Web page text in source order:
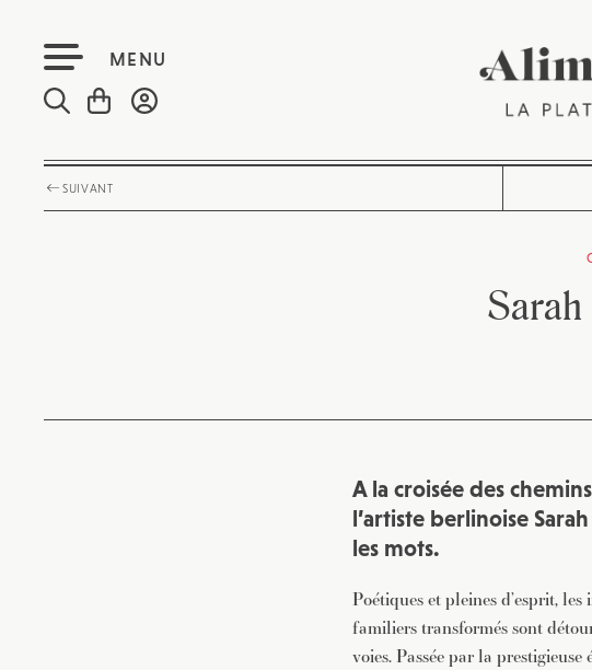
MENU
SUIVANT
A la croisée des
l’artiste berlinoise
les mots.
Poétiques et pleines d’esprit,
familiers transformés sont
voies. Passée par la prestigieuse
JE